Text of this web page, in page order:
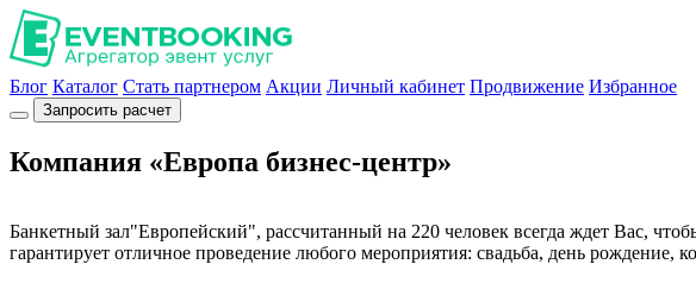
Блог Каталог Стать партнером Акции Личный кабинет Продвижение Избранное
Запросить расчет
Компания «Европа бизнес-центр»
Банкетный зал"Европейский", рассчитанный на 220 человек всегда ждет Вас,
гарантирует отличное проведение любого мероприятия: свадьба, день рождение,